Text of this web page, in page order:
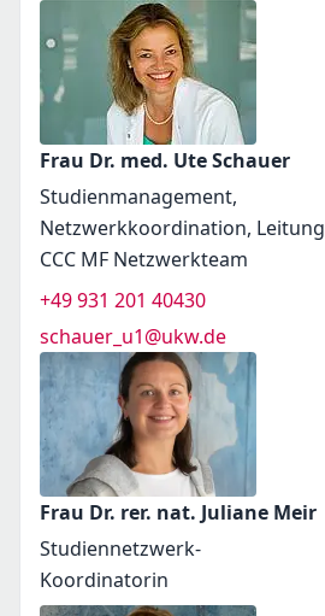
Frau Dr. med. Ute Schauer
Studienmanagement,
Netzwerkkoordination, Leitung
CCC MF Netzwerkteam
+49 931 201 40430
schauer_u1@ukw.de
Frau Dr. rer. nat. Juliane Meir
Studiennetzwerk-
Koordinatorin